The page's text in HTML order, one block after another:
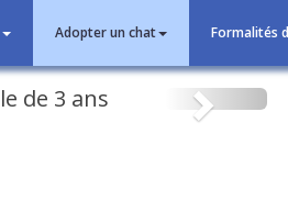
Adopter un chat Formalités
Suivant